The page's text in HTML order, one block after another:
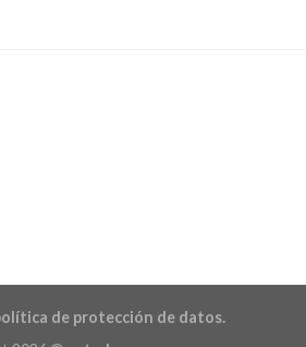
de protección de datos.